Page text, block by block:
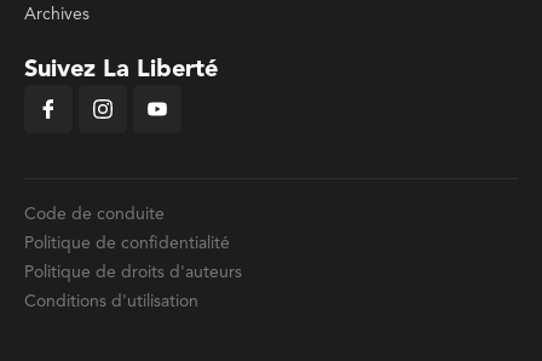
Archives
Suivez La Liberté
Code de conduite
Politique de confidentialité
Politique de droits d'auteurs
Conditions d'utilisation